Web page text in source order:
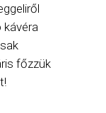
kávéra
főzzük